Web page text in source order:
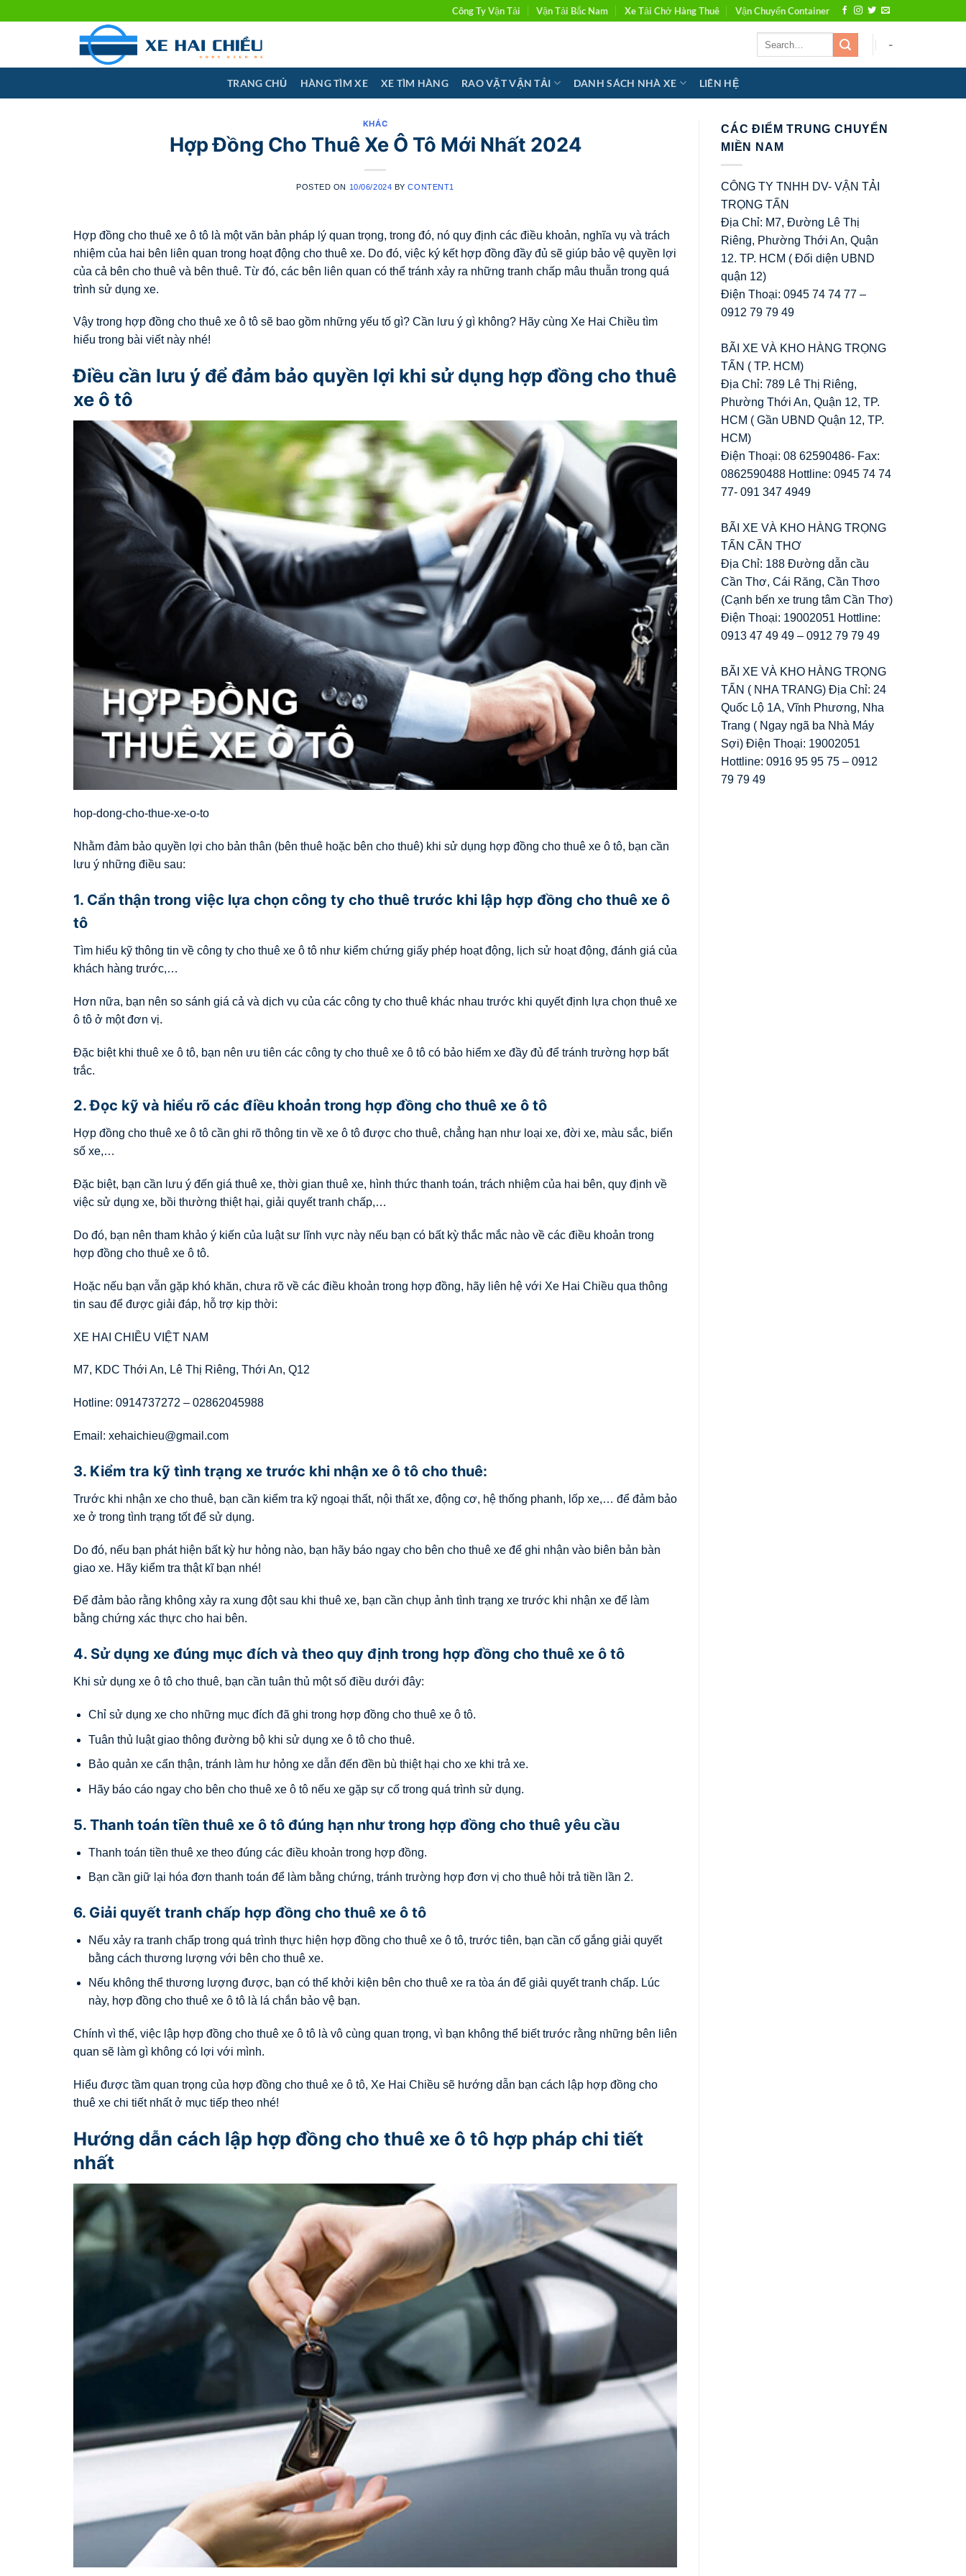
Công Ty Vận Tải Vận Tải Bắc Nam Xe Tải Chở Hàng Thuê Vận Chuyển Container
-
TRANG CHỦ HÀNG TÌM XE XE TÌM HÀNG RAO VẶT VẬN TẢI DANH SÁCH NHÀ XE LIÊN HỆ
KHÁC
Hợp Đồng Cho Thuê Xe Ô Tô Mới Nhất 2024
POSTED ON 10/06/2024 BYCONTENT1
Hợp đồng cho thuê xe ô tô là một văn bản pháp lý quan trọng, trong đó, nó quy định các điều khoản, nghĩa vụ và trách
nhiệm của hai bên liên quan trong hoạt động cho thuê xe. Do đó, việc ký kết hợp đồng đầy đủ sẽ giúp bảo vệ quyền lợi
của cả bên cho thuê và bên thuê. Từ đó, các bên liên quan có thể tránh xảy ra những tranh chấp mâu thuẫn trong quá
trình sử dụng xe.
Vậy trong hợp đồng cho thuê xe ô tô sẽ bao gồm những yếu tố gì? Cần lưu ý gì không? Hãy cùng Xe Hai Chiều tìm
hiểu trong bài viết này nhé!
Điều cần lưu ý để đảm bảo quyền lợi khi sử dụng hợp đồng cho thuê
xe ô tô
hop-dong-cho-thue-xe-o-to
Nhằm đảm bảo quyền lợi cho bản thân (bên thuê hoặc bên cho thuê) khi sử dụng hợp đồng cho thuê xe ô tô, bạn cần
lưu ý những điều sau:
1. Cẩn thận trong việc lựa chọn công ty cho thuê trước khi lập hợp đồng cho thuê xe ô
tô
Tìm hiểu kỹ thông tin về công ty cho thuê xe ô tô như kiểm chứng giấy phép hoạt động, lịch sử hoạt động, đánh giá của
khách hàng trước,…
Hơn nữa, bạn nên so sánh giá cả và dịch vụ của các công ty cho thuê khác nhau trước khi quyết định lựa chọn thuê xe
ô tô ở một đơn vị.
Đặc biệt khi thuê xe ô tô, bạn nên ưu tiên các công ty cho thuê xe ô tô có bảo hiểm xe đầy đủ để tránh trường hợp bất
trắc.
2. Đọc kỹ và hiểu rõ các điều khoản trong hợp đồng cho thuê xe ô tô
Hợp đồng cho thuê xe ô tô cần ghi rõ thông tin về xe ô tô được cho thuê, chẳng hạn như loại xe, đời xe, màu sắc, biển
số xe,…
Đặc biệt, bạn cần lưu ý đến giá thuê xe, thời gian thuê xe, hình thức thanh toán, trách nhiệm của hai bên, quy định về
việc sử dụng xe, bồi thường thiệt hại, giải quyết tranh chấp,…
Do đó, bạn nên tham khảo ý kiến của luật sư lĩnh vực này nếu bạn có bất kỳ thắc mắc nào về các điều khoản trong
hợp đồng cho thuê xe ô tô.
Hoặc nếu bạn vẫn gặp khó khăn, chưa rõ về các điều khoản trong hợp đồng, hãy liên hệ với Xe Hai Chiều qua thông
tin sau để được giải đáp, hỗ trợ kịp thời:
XE HAI CHIỀU VIỆT NAM
M7, KDC Thới An, Lê Thị Riêng, Thới An, Q12
Hotline: 0914737272 – 02862045988
Email: xehaichieu@gmail.com
3. Kiểm tra kỹ tình trạng xe trước khi nhận xe ô tô cho thuê:
Trước khi nhận xe cho thuê, bạn cần kiểm tra kỹ ngoại thất, nội thất xe, động cơ, hệ thống phanh, lốp xe,… để đảm bảo
xe ở trong tình trạng tốt để sử dụng.
Do đó, nếu bạn phát hiện bất kỳ hư hỏng nào, bạn hãy báo ngay cho bên cho thuê xe để ghi nhận vào biên bản bàn
giao xe. Hãy kiểm tra thật kĩ bạn nhé!
Để đảm bảo rằng không xảy ra xung đột sau khi thuê xe, bạn cần chụp ảnh tình trạng xe trước khi nhận xe để làm
bằng chứng xác thực cho hai bên.
4. Sử dụng xe đúng mục đích và theo quy định trong hợp đồng cho thuê xe ô tô
Khi sử dụng xe ô tô cho thuê, bạn cần tuân thủ một số điều dưới đây:
Chỉ sử dụng xe cho những mục đích đã ghi trong hợp đồng cho thuê xe ô tô.
Tuân thủ luật giao thông đường bộ khi sử dụng xe ô tô cho thuê.
Bảo quản xe cẩn thận, tránh làm hư hỏng xe dẫn đến đền bù thiệt hại cho xe khi trả xe.
Hãy báo cáo ngay cho bên cho thuê xe ô tô nếu xe gặp sự cố trong quá trình sử dụng.
5. Thanh toán tiền thuê xe ô tô đúng hạn như trong hợp đồng cho thuê yêu cầu
Thanh toán tiền thuê xe theo đúng các điều khoản trong hợp đồng.
Bạn cần giữ lại hóa đơn thanh toán để làm bằng chứng, tránh trường hợp đơn vị cho thuê hỏi trả tiền lần 2.
6. Giải quyết tranh chấp hợp đồng cho thuê xe ô tô
Nếu xảy ra tranh chấp trong quá trình thực hiện hợp đồng cho thuê xe ô tô, trước tiên, bạn cần cố gắng giải quyết
bằng cách thương lượng với bên cho thuê xe.
Nếu không thể thương lượng được, bạn có thể khởi kiện bên cho thuê xe ra tòa án để giải quyết tranh chấp. Lúc
này, hợp đồng cho thuê xe ô tô là lá chắn bảo vệ bạn.
Chính vì thế, việc lập hợp đồng cho thuê xe ô tô là vô cùng quan trọng, vì bạn không thể biết trước rằng những bên liên
quan sẽ làm gì không có lợi với mình.
Hiểu được tầm quan trọng của hợp đồng cho thuê xe ô tô, Xe Hai Chiều sẽ hướng dẫn bạn cách lập hợp đồng cho
thuê xe chi tiết nhất ở mục tiếp theo nhé!
Hướng dẫn cách lập hợp đồng cho thuê xe ô tô hợp pháp chi tiết
nhất
CÁC ĐIỂM TRUNG CHUYỂN
MIỀN NAM
CÔNG TY TNHH DV- VẬN TẢI
TRỌNG TẤN
Địa Chỉ: M7, Đường Lê Thị
Riêng, Phường Thới An, Quận
12. TP. HCM ( Đối diện UBND
quận 12)
Điện Thoại: 0945 74 74 77 –
0912 79 79 49
BÃI XE VÀ KHO HÀNG TRỌNG
TẤN ( TP. HCM)
Địa Chỉ: 789 Lê Thị Riêng,
Phường Thới An, Quận 12, TP.
HCM ( Gần UBND Quận 12, TP.
HCM)
Điện Thoại: 08 62590486- Fax:
0862590488 Hottline: 0945 74 74
77- 091 347 4949
BÃI XE VÀ KHO HÀNG TRỌNG
TẤN CẦN THƠ
Địa Chỉ: 188 Đường dẫn cầu
Cần Thơ, Cái Răng, Cần Thơo
(Cạnh bến xe trung tâm Cần Thơ)
Điện Thoại: 19002051 Hottline:
0913 47 49 49 – 0912 79 79 49
BÃI XE VÀ KHO HÀNG TRỌNG
TẤN ( NHA TRANG) Địa Chỉ: 24
Quốc Lộ 1A, Vĩnh Phương, Nha
Trang ( Ngay ngã ba Nhà Máy
Sợi) Điện Thoại: 19002051
Hottline: 0916 95 95 75 – 0912
79 79 49